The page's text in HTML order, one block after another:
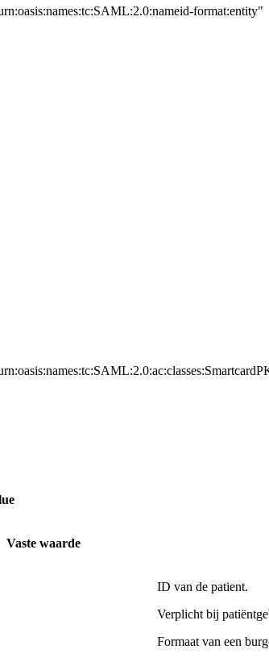
format:entity"
Vaste waarde
ID van de patient.
Verplicht bij
Formaat van een